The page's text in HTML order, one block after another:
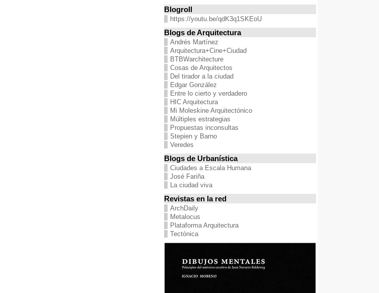
Blogroll
https://youtu.be/qdK3q1SKEoU
Blogs de Arquitectura
Andrés Martínez
Arquitectura+Cine+Ciudad
BTBWarchitecture
Cosas de Arquitectos
Del tirador a la ciudad
Edgar González
Entre lo cierto y verdadero
HIC Arquitectura
Mi Moleskine Arquitectónico
Múltiples estrategias
Propuestas inconsultas
Stepien y Barno
Veredes
Blogs de Urbanística
Ciudades a Escala Humana
José Fariña
La ciudad viva
Revistas en la red
ArchDaily
Metalocus
Plataforma Arquitectura
Tectónica